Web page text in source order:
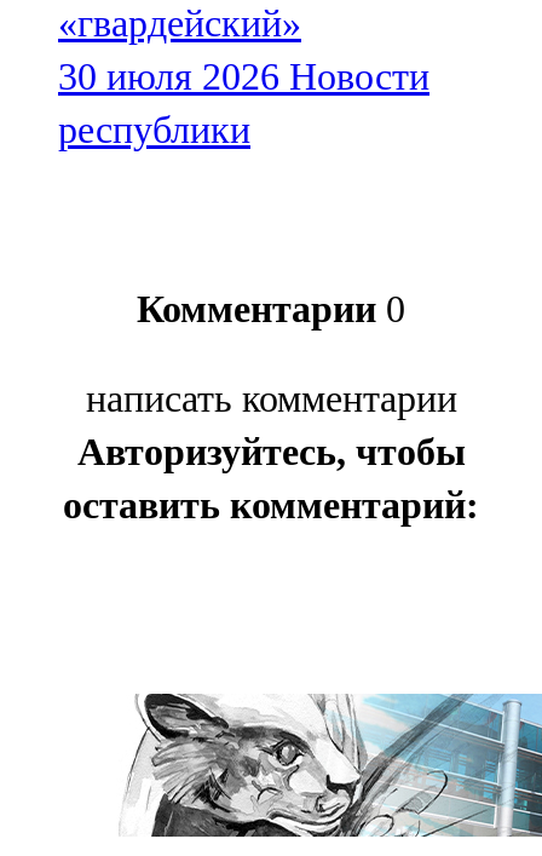
«гвардейский»
30 июля 2026 Новости
республики
Комментарии 0
написать комментарии
Авторизуйтесь, чтобы
оставить комментарий: